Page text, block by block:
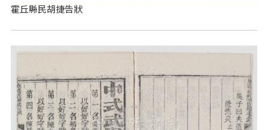
霍丘縣民胡捷告狀